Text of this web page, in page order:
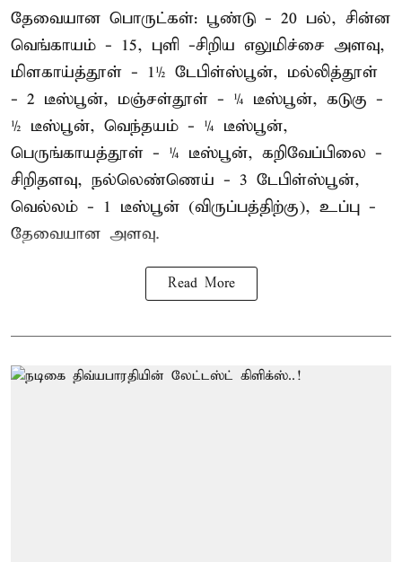
தேவையான பொருட்கள்: பூண்டு - 20 பல், சின்ன
வெங்காயம் - 15, புளி -சிறிய எலுமிச்சை அளவு,
மிளகாய்த்தூள் - 1½ டேபிள்ஸ்பூன், மல்லித்தூள்
- 2 டீஸ்பூன், மஞ்சள்தூள் - ¼ டீஸ்பூன், கடுகு -
½ டீஸ்பூன், வெந்தயம் - ¼ டீஸ்பூன்,
பெருங்காயத்தூள் - ¼ டீஸ்பூன், கறிவேப்பிலை -
சிறிதளவு, நல்லெண்ணெய் - 3 டேபிள்ஸ்பூன்,
வெல்லம் - 1 டீஸ்பூன் (விருப்பத்திற்கு), உப்பு -
தேவையான அளவு.
Read More